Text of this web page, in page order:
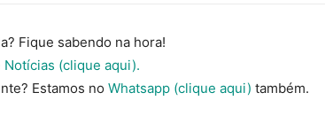
Fique sabendo na hora!
Notícias (clique aqui).
Estamos no Whatsapp (clique aqui) também.